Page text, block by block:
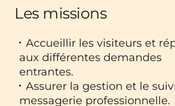
Les missions
Accueillir les visiteurs et
aux différentes demandes
entrantes.
Assurer la gestion et le
messagerie professionnelle.